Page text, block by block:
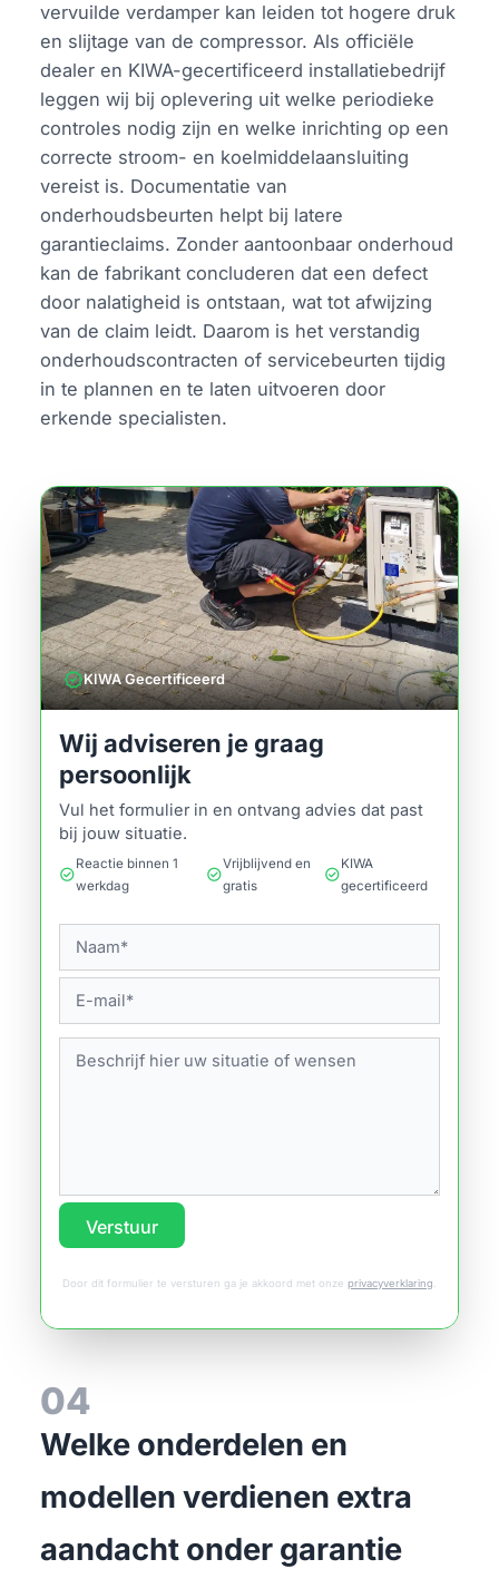
vervuilde verdamper kan leiden tot hogere druk
en slijtage van de compressor. Als officiële
dealer en KIWA-gecertificeerd installatiebedrijf
leggen wij bij oplevering uit welke periodieke
controles nodig zijn en welke inrichting op een
correcte stroom- en koelmiddelaansluiting
vereist is. Documentatie van
onderhoudsbeurten helpt bij latere
garantieclaims. Zonder aantoonbaar onderhoud
kan de fabrikant concluderen dat een defect
door nalatigheid is ontstaan, wat tot afwijzing
van de claim leidt. Daarom is het verstandig
onderhoudscontracten of servicebeurten tijdig
in te plannen en te laten uitvoeren door
erkende specialisten.
verifiedKIWA Gecertificeerd
Wij adviseren je graag
persoonlijk
Vul het formulier in en ontvang advies dat past
bij jouw situatie.
check_circle
Reactie binnen 1
werkdag
check_circle
Vrijblijvend en
gratis
check_circle
KIWA
gecertificeerd
Verstuur
Door dit formulier te versturen ga je akkoord met onze privacyverklaring.
04
Welke onderdelen en
modellen verdienen extra
aandacht onder garantie